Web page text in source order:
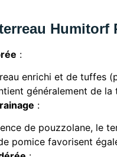
Humitorf
:
enrichi et de tuffes
généralement de
:
de pouzzolane, le
pomice favorisent